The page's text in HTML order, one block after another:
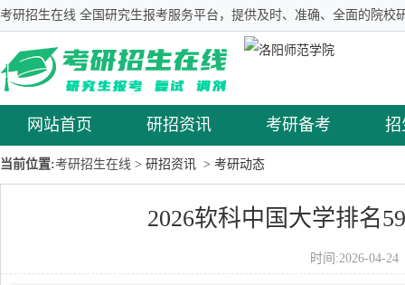
考研招生在线 全国研究生报考服务平台，提供及时、准确、全面的院校
网站首页 研招资讯 考研备考 招
当前位置:考研招生在线 > 研招资讯 > 考研动态
2026软科中国大学排名
时间:2026-04-